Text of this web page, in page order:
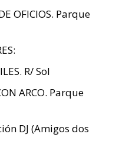
OFICIOS. Parque
R/ Sol
ARCO. Parque
DJ (Amigos dos